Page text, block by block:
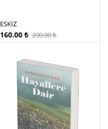
ESKİZ
200.00₺
160.00 ₺